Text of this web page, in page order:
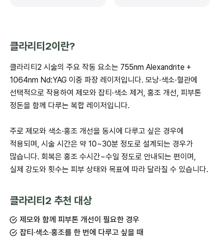
클라리티2이란?
클라리티2 시술의 주요 작동 요소는 755nm Alexandrite +
1064nm Nd:YAG 이중 파장 레이저입니다. 모낭·색소·혈관에
선택적으로 작용하여 제모와 잡티·색소 제거, 홍조 개선, 피부톤
정돈을 함께 다루는 복합 레이저입니다.
주로 제모와 색소·홍조 개선을 동시에 다루고 싶은 경우에
적용되며, 시술 시간은 약 10~30분 정도로 설계되는 경우가
많습니다. 회복은 홍조 수시간~수일 정도로 안내되는 편이며,
실제 강도와 횟수는 피부 상태와 목표에 따라 달라질 수 있습니다.
클라리티2 추천 대상
제모와 함께 피부톤 개선이 필요한 경우
잡티·색소·홍조를 한 번에 다루고 싶을 때